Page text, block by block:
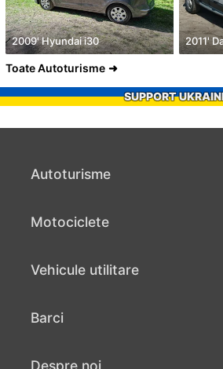
2009' Hyundai i30 2011'
Toate Autoturisme
SUPPORT
Autoturisme
Motociclete
Vehicule utilitare
Barci